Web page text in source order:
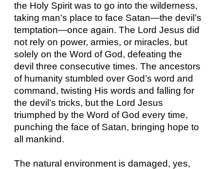
the Holy Spirit was to go into the wilderness,
taking man's place to face Satan—the devil’s
temptation—once again. The Lord Jesus did
not rely on power, armies, or miracles, but
solely on the Word of God, defeating the
devil three consecutive times. The ancestors
of humanity stumbled over God’s word and
command, twisting His words and falling for
the devil’s tricks, but the Lord Jesus
triumphed by the Word of God every time,
punching the face of Satan, bringing hope to
all mankind.
The natural environment is damaged, yes,